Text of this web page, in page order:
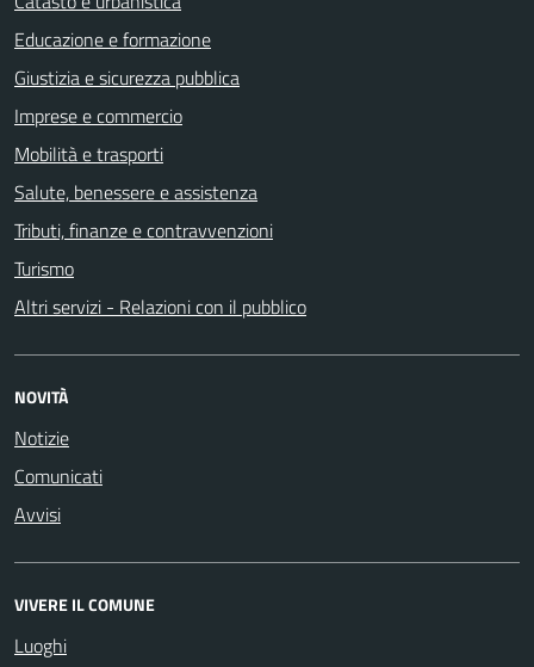
Educazione e formazione
Giustizia e sicurezza pubblica
Imprese e commercio
Mobilità e trasporti
Salute, benessere e assistenza
Tributi, finanze e contravvenzioni
Turismo
Altri servizi - Relazioni con il pubblico
NOVITÀ
Notizie
Comunicati
Avvisi
VIVERE IL COMUNE
Luoghi